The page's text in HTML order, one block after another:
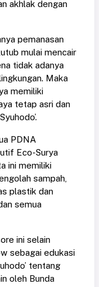
akhlak dengan
pemanasan
mulai mencair
tidak adanya
Maka
memiliki
tetap asri dan
PDNA
Eco-Surya
ini memiliki
sampah,
plastik dan
semua
ini selain
sebagai edukasi
tentang
oleh Bunda